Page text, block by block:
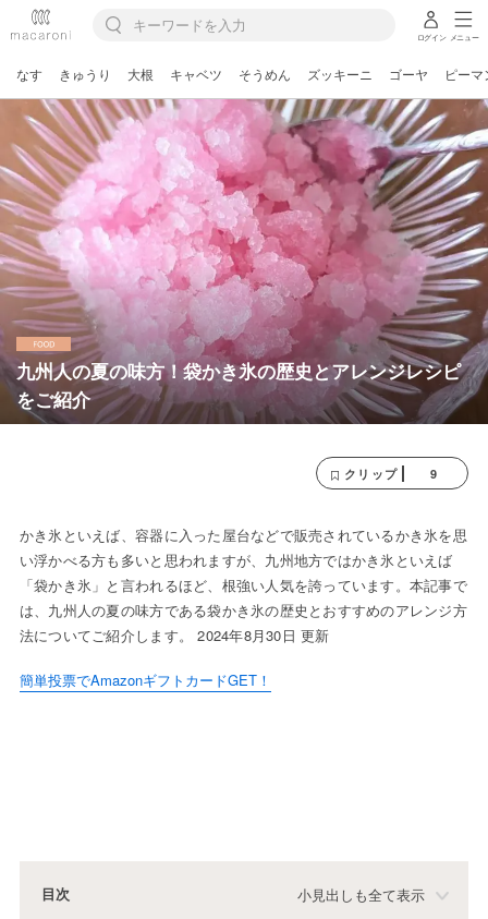
ログイン メニュー
なす きゅうり 大根 キャベツ そうめん ズッキーニ ゴーヤ ピーマ
九州人の夏の味方！袋かき氷の歴史とアレンジレシピ
をご紹介
クリップ 9
かき氷といえば、容器に入った屋台などで販売されているかき氷を思
い浮かべる方も多いと思われますが、九州地方ではかき氷といえば
「袋かき氷」と言われるほど、根強い人気を誇っています。本記事で
は、九州人の夏の味方である袋かき氷の歴史とおすすめのアレンジ方
法についてご紹介します。 2024年8月30日 更新
簡単投票でAmazonギフトカードGET！
目次 小見出しも全て表示